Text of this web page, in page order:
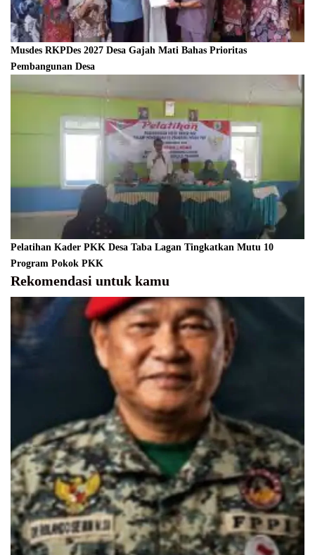
Musdes RKPDes 2027 Desa Gajah Mati Bahas Prioritas
Pembangunan Desa
Pelatihan Kader PKK Desa Taba Lagan Tingkatkan Mutu 10
Program Pokok PKK
Rekomendasi untuk kamu